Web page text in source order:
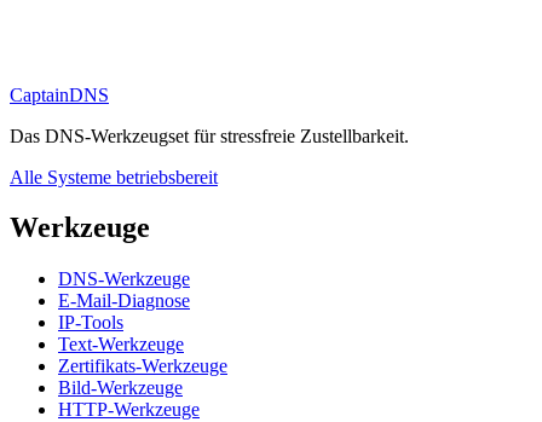
CaptainDNS
Das DNS-Werkzeugset für stressfreie Zustellbarkeit.
Alle Systeme betriebsbereit
Werkzeuge
DNS-Werkzeuge
E-Mail-Diagnose
IP-Tools
Text-Werkzeuge
Zertifikats-Werkzeuge
Bild-Werkzeuge
HTTP-Werkzeuge